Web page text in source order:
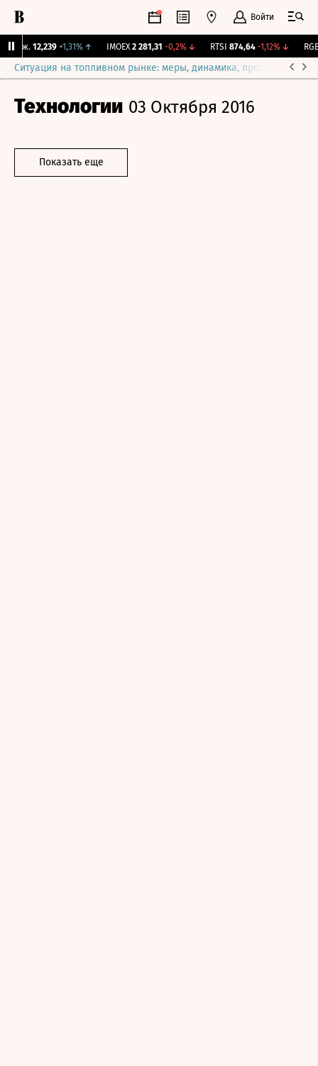
Войти
Бирж. 12,239 +1,31% ↑ IMOEX 2 281,31 -0,2%↓ RTSI 874,64 -1,12%↓ RGBI
Ситуация на топливном рынке: меры, динамика, прогнозы
Технологии 03 Октября 2016
Показать еще